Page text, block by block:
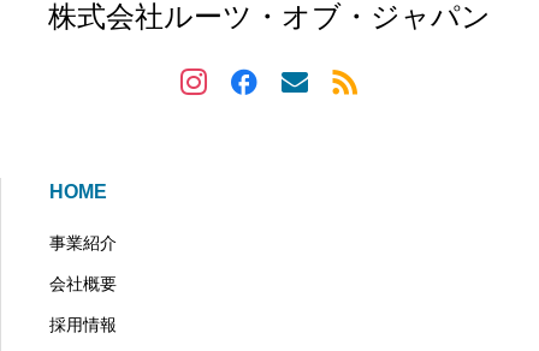
株式会社ルーツ・オブ・ジャパン
HOME
事業紹介
会社概要
採用情報